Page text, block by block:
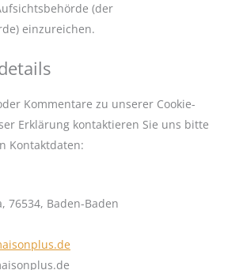
(der
einzureichen.
Kommentare zu unserer Cookie-
Erklärung kontaktieren Sie uns bitte
Kontaktdaten:
76534, Baden-Baden